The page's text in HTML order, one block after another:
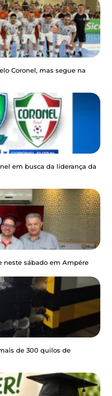
Coronel, mas segue na
em busca da liderança da
neste sábado em Ampére
de 300 quilos de